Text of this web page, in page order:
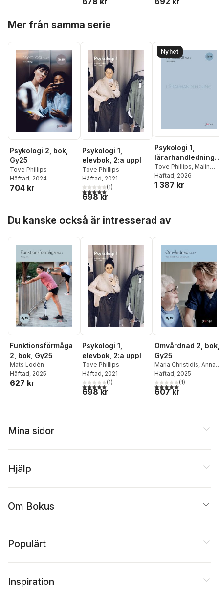
Mer från samma serie
Psykologi 2, bok,
Gy25
Tove Phillips
Häftad, 2024
704 kr
Psykologi 1,
elevbok, 2:a uppl
Tove Phillips
Häftad, 2021
5,0utav 5 stjärnor. Totalt antal röster:
(1)
698 kr
Nyhet
Psykologi 1,
lärarhandledning,
Gy25
Tove Phillips, Malin
Arnberg
Häftad, 2026
1 387 kr
Du kanske också är intresserad av
Funktionsförmåga
2, bok, Gy25
Mats Lodén
Häftad, 2025
627 kr
Psykologi 1,
elevbok, 2:a uppl
Tove Phillips
Häftad, 2021
5,0utav 5 stjärnor. Totalt antal röster:
(1)
698 kr
Omvårdnad 2, bok,
Gy25
Maria Christidis, Anna-
Lena Stenlund
Häftad, 2025
5,0utav 5 stjärnor.
(1)
607 kr
Mina sidor
Hjälp
Om Bokus
Populärt
Inspiration